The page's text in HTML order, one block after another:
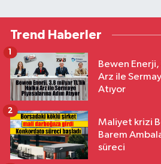
Trend Haberler
Bewen
Arz ile
Atıyor
1
Maliyet krizi
Barem
süreci
2